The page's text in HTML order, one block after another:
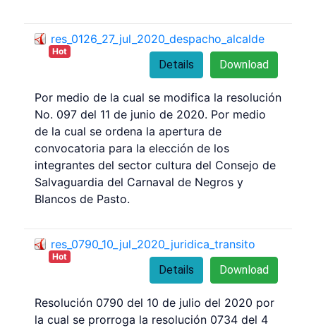
res_0126_27_jul_2020_despacho_alcalde
Hot
Download
Details
Por medio de la cual se modifica la resolución
No. 097 del 11 de junio de 2020. Por medio
de la cual se ordena la apertura de
convocatoria para la elección de los
integrantes del sector cultura del Consejo de
Salvaguardia del Carnaval de Negros y
Blancos de Pasto.
res_0790_10_jul_2020_juridica_transito
Hot
Download
Details
Resolución 0790 del 10 de julio del 2020 por
la cual se prorroga la resolución 0734 del 4